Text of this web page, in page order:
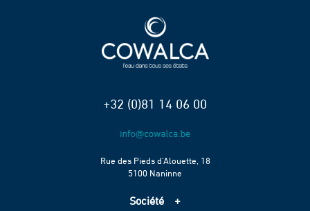
+32 (0)81 14 06 00
Rue des Pieds d’Alouette, 18
5100 Naninne
Société